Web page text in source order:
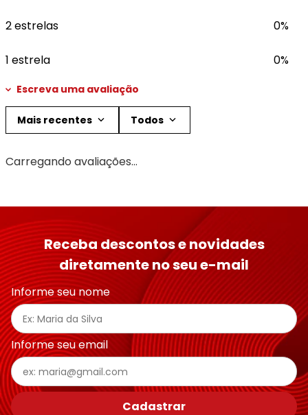
2 estrelas 0%
1 estrela 0%
Escreva uma avaliação
Título
Avalie o produto de 1 a 5 estrelas
★★★★★
Seu nome
Endereço de email
Escreva uma avaliação
Mais recentes Todos
Carregando avaliações…
Receba descontos e novidades
diretamente no seu e-mail
Informe seu nome
Informe seu email
Cadastrar